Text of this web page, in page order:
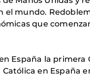
mundo.
que
España la
en España